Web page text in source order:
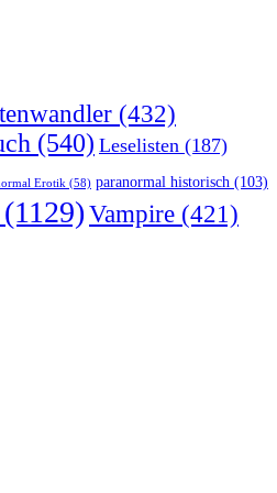
(432)
(540) Leselisten (187)
Erotik (58) paranormal historisch (103)
(1129) Vampire (421)